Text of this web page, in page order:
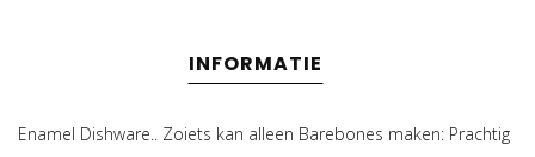
INFORMATIE
Enamel Dishware.. Zoiets kan alleen Barebones maken: Prachtig